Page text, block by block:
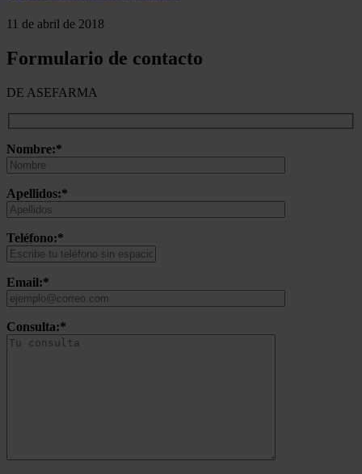
11 de abril de 2018
Formulario de contacto
DE ASEFARMA
Nombre:*
Apellidos:*
Teléfono:*
Email:*
Consulta:*